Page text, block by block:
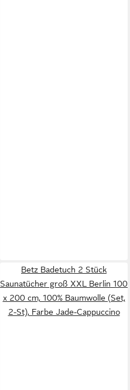
Betz Badetuch 2 Stück
Saunatücher groß XXL Berlin 100
x 200 cm, 100% Baumwolle (Set,
2-St), Farbe Jade-Cappuccino